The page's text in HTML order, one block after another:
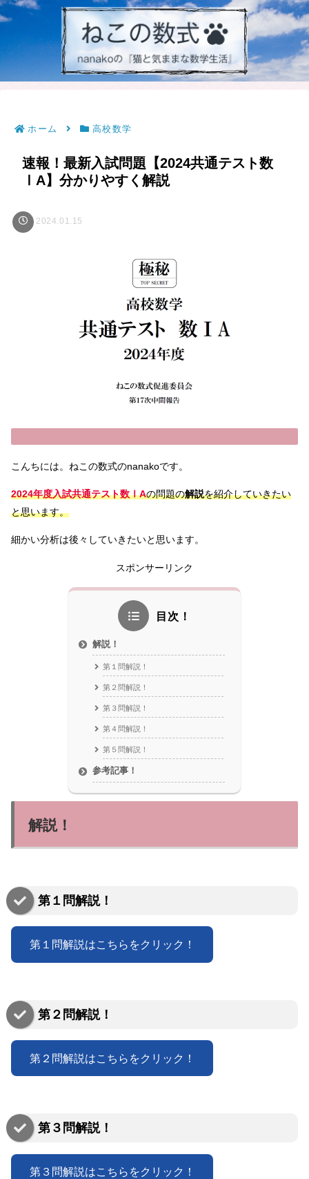
ホーム 高校数学
速報！最新入試問題【2024共通テスト数
ⅠA】分かりやすく解説
2024.01.15
こんちには。ねこの数式のnanakoです。
2024年度入試共通テスト数ⅠAの問題の解説を紹介していきたい
と思います。
細かい分析は後々していきたいと思います。
スポンサーリンク
目次！
解説！
第１問解説！
第２問解説！
第３問解説！
第４問解説！
第５問解説！
参考記事！
解説！
第１問解説！
第１問解説はこちらをクリック！
第２問解説！
第２問解説はこちらをクリック！
第３問解説！
第３問解説はこちらをクリック！